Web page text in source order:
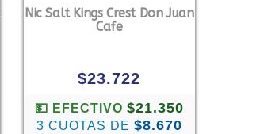
Nic Salt Kings Crest Don Juan
Cafe
$23.722
💵 EFECTIVO $21.350
3 CUOTAS DE $8.670